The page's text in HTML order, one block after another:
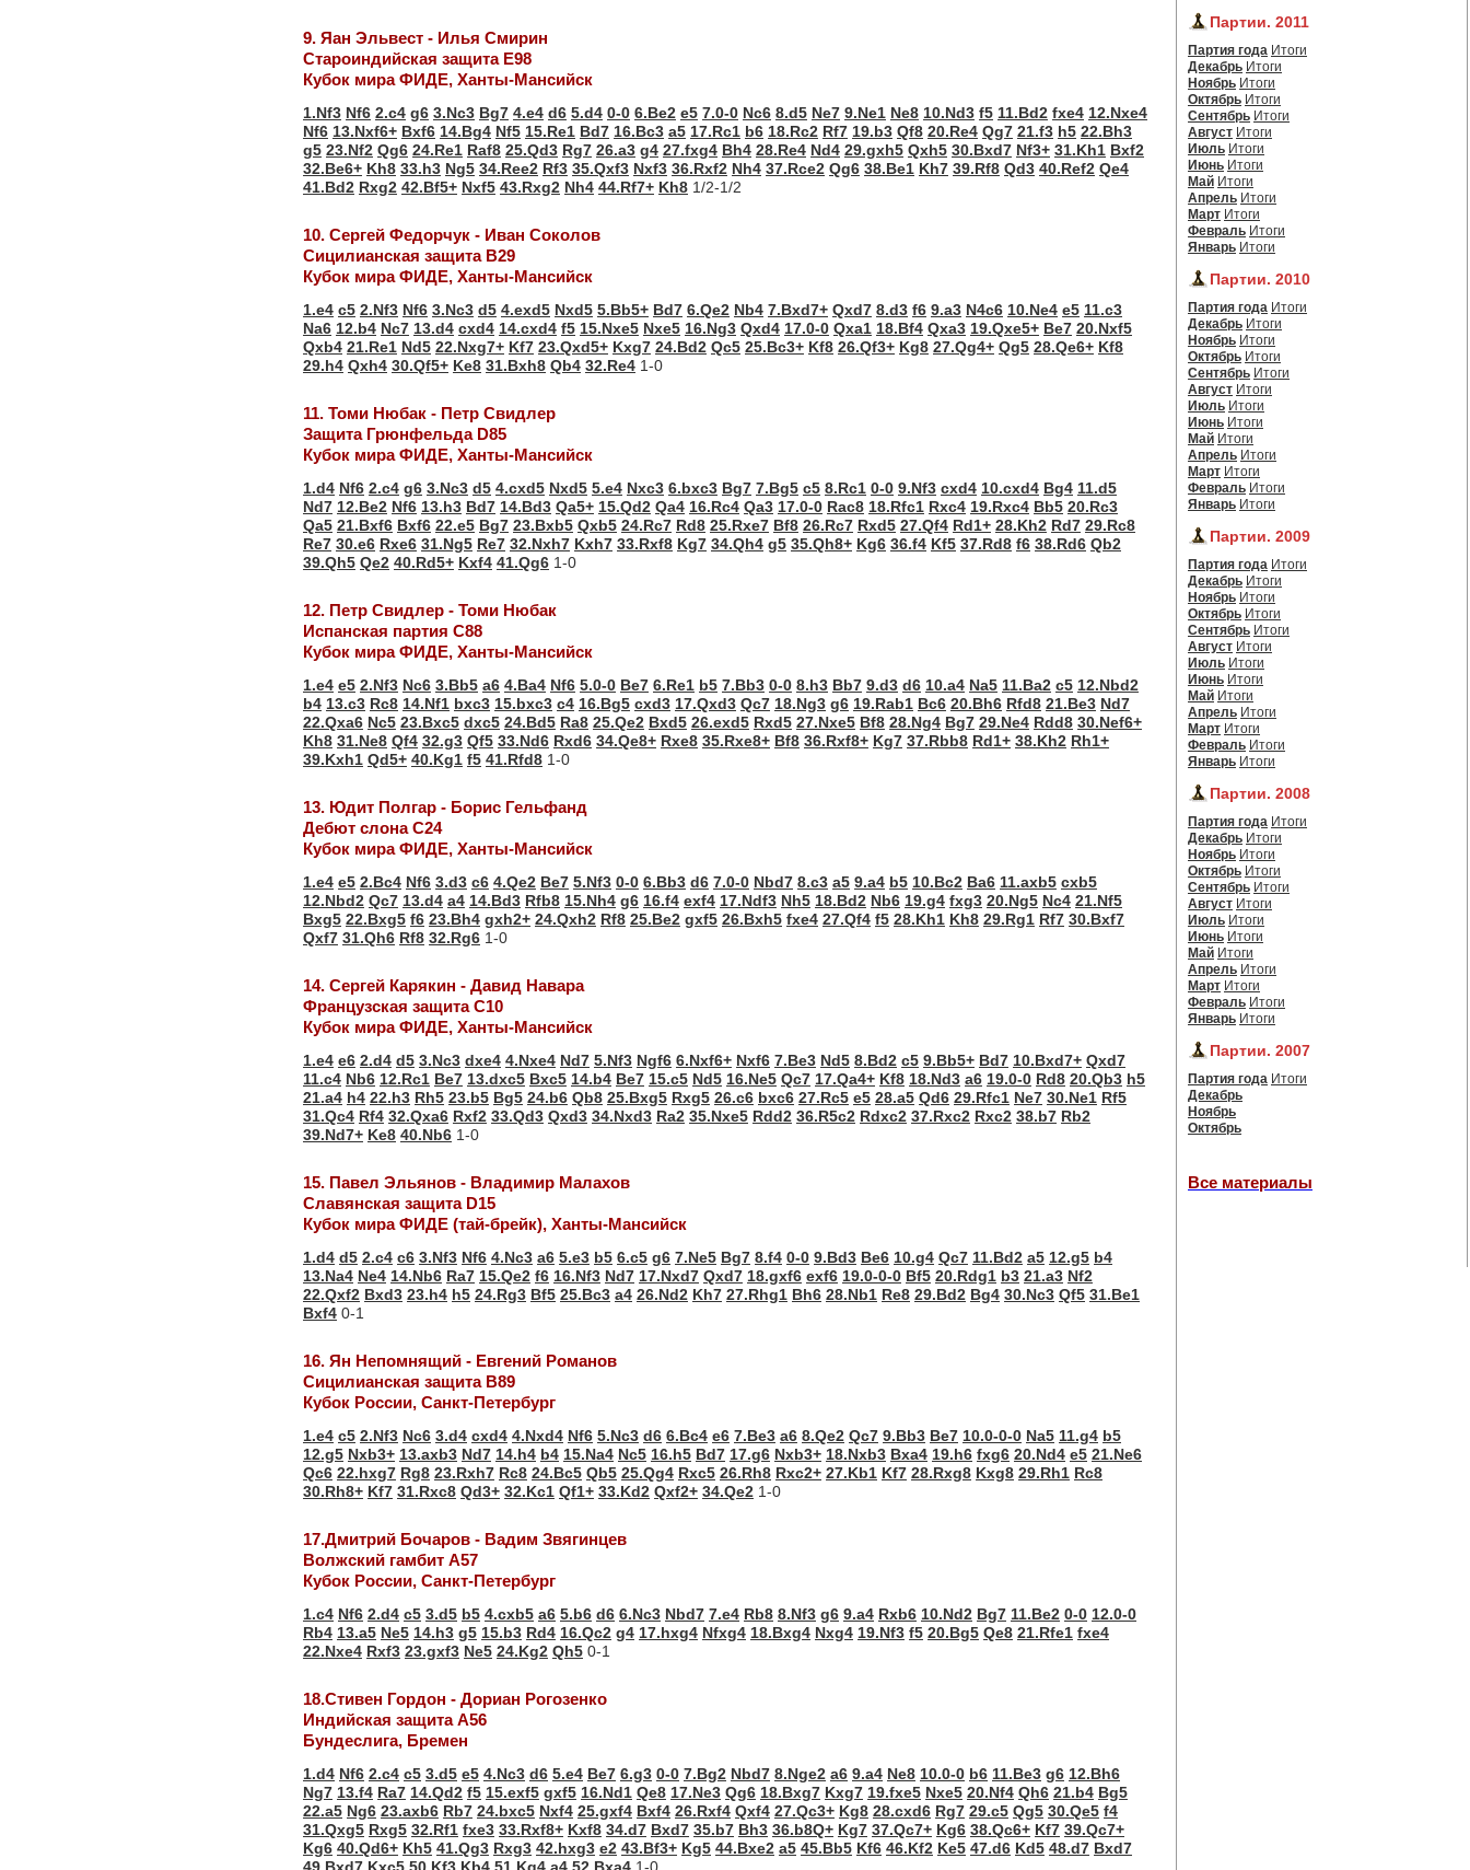
9. Яан Эльвест - Илья Смирин
Староиндийская защита Е98
Кубок мира ФИДЕ, Ханты-Мансийск
1.Nf3 Nf6 2.c4 g6 3.Nc3 Bg7 4.e4 d6 5.d4 0-0 6.Be2 e5 7.0-0 Nc6 8.d5 Ne7 9.Ne1 Ne8 10.Nd3 f5 11.Bd2 fxe4 12.Nxe4
Nf6 13.Nxf6+ Bxf6 14.Bg4 Nf5 15.Re1 Bd7 16.Bc3 a5 17.Rc1 b6 18.Rc2 Rf7 19.b3 Qf8 20.Re4 Qg7 21.f3 h5 22.Bh3
g5 23.Nf2 Qg6 24.Re1 Raf8 25.Qd3 Rg7 26.a3 g4 27.fxg4 Bh4 28.Re4 Nd4 29.gxh5 Qxh5 30.Bxd7 Nf3+ 31.Kh1 Bxf2
32.Be6+ Kh8 33.h3 Ng5 34.Ree2 Rf3 35.Qxf3 Nxf3 36.Rxf2 Nh4 37.Rce2 Qg6 38.Be1 Kh7 39.Rf8 Qd3 40.Ref2 Qe4
41.Bd2 Rxg2 42.Bf5+ Nxf5 43.Rxg2 Nh4 44.Rf7+ Kh8 1/2-1/2
10. Сергей Федорчук - Иван Соколов
Сицилианская защита В29
Кубок мира ФИДЕ, Ханты-Мансийск
1.e4 c5 2.Nf3 Nf6 3.Nc3 d5 4.exd5 Nxd5 5.Bb5+ Bd7 6.Qe2 Nb4 7.Bxd7+ Qxd7 8.d3 f6 9.a3 N4c6 10.Ne4 e5 11.c3
Na6 12.b4 Nc7 13.d4 cxd4 14.cxd4 f5 15.Nxe5 Nxe5 16.Ng3 Qxd4 17.0-0 Qxa1 18.Bf4 Qxa3 19.Qxe5+ Be7 20.Nxf5
Qxb4 21.Re1 Nd5 22.Nxg7+ Kf7 23.Qxd5+ Kxg7 24.Bd2 Qc5 25.Bc3+ Kf8 26.Qf3+ Kg8 27.Qg4+ Qg5 28.Qe6+ Kf8
29.h4 Qxh4 30.Qf5+ Ke8 31.Bxh8 Qb4 32.Re4 1-0
11. Томи Нюбак - Петр Свидлер
Защита Грюнфельда D85
Кубок мира ФИДЕ, Ханты-Мансийск
1.d4 Nf6 2.c4 g6 3.Nc3 d5 4.cxd5 Nxd5 5.e4 Nxc3 6.bxc3 Bg7 7.Bg5 c5 8.Rc1 0-0 9.Nf3 cxd4 10.cxd4 Bg4 11.d5
Nd7 12.Be2 Nf6 13.h3 Bd7 14.Bd3 Qa5+ 15.Qd2 Qa4 16.Rc4 Qa3 17.0-0 Rac8 18.Rfc1 Rxc4 19.Rxc4 Bb5 20.Rc3
Qa5 21.Bxf6 Bxf6 22.e5 Bg7 23.Bxb5 Qxb5 24.Rc7 Rd8 25.Rxe7 Bf8 26.Rc7 Rxd5 27.Qf4 Rd1+ 28.Kh2 Rd7 29.Rc8
Re7 30.e6 Rxe6 31.Ng5 Re7 32.Nxh7 Kxh7 33.Rxf8 Kg7 34.Qh4 g5 35.Qh8+ Kg6 36.f4 Kf5 37.Rd8 f6 38.Rd6 Qb2
39.Qh5 Qe2 40.Rd5+ Kxf4 41.Qg6 1-0
12. Петр Свидлер - Томи Нюбак
Испанская партия С88
Кубок мира ФИДЕ, Ханты-Мансийск
1.e4 e5 2.Nf3 Nc6 3.Bb5 a6 4.Ba4 Nf6 5.0-0 Be7 6.Re1 b5 7.Bb3 0-0 8.h3 Bb7 9.d3 d6 10.a4 Na5 11.Ba2 c5 12.Nbd2
b4 13.c3 Rc8 14.Nf1 bxc3 15.bxc3 c4 16.Bg5 cxd3 17.Qxd3 Qc7 18.Ng3 g6 19.Rab1 Bc6 20.Bh6 Rfd8 21.Be3 Nd7
22.Qxa6 Nc5 23.Bxc5 dxc5 24.Bd5 Ra8 25.Qe2 Bxd5 26.exd5 Rxd5 27.Nxe5 Bf8 28.Ng4 Bg7 29.Ne4 Rdd8 30.Nef6+
Kh8 31.Ne8 Qf4 32.g3 Qf5 33.Nd6 Rxd6 34.Qe8+ Rxe8 35.Rxe8+ Bf8 36.Rxf8+ Kg7 37.Rbb8 Rd1+ 38.Kh2 Rh1+
39.Kxh1 Qd5+ 40.Kg1 f5 41.Rfd8 1-0
13. Юдит Полгар - Борис Гельфанд
Дебют слона С24
Кубок мира ФИДЕ, Ханты-Мансийск
1.e4 e5 2.Bc4 Nf6 3.d3 c6 4.Qe2 Be7 5.Nf3 0-0 6.Bb3 d6 7.0-0 Nbd7 8.c3 a5 9.a4 b5 10.Bc2 Ba6 11.axb5 cxb5
12.Nbd2 Qc7 13.d4 a4 14.Bd3 Rfb8 15.Nh4 g6 16.f4 exf4 17.Ndf3 Nh5 18.Bd2 Nb6 19.g4 fxg3 20.Ng5 Nc4 21.Nf5
Bxg5 22.Bxg5 f6 23.Bh4 gxh2+ 24.Qxh2 Rf8 25.Be2 gxf5 26.Bxh5 fxe4 27.Qf4 f5 28.Kh1 Kh8 29.Rg1 Rf7 30.Bxf7
Qxf7 31.Qh6 Rf8 32.Rg6 1-0
14. Сергей Карякин - Давид Навара
Французская защита С10
Кубок мира ФИДЕ, Ханты-Мансийск
1.e4 e6 2.d4 d5 3.Nc3 dxe4 4.Nxe4 Nd7 5.Nf3 Ngf6 6.Nxf6+ Nxf6 7.Be3 Nd5 8.Bd2 c5 9.Bb5+ Bd7 10.Bxd7+ Qxd7
11.c4 Nb6 12.Rc1 Be7 13.dxc5 Bxc5 14.b4 Be7 15.c5 Nd5 16.Ne5 Qc7 17.Qa4+ Kf8 18.Nd3 a6 19.0-0 Rd8 20.Qb3 h5
21.a4 h4 22.h3 Rh5 23.b5 Bg5 24.b6 Qb8 25.Bxg5 Rxg5 26.c6 bxc6 27.Rc5 e5 28.a5 Qd6 29.Rfc1 Ne7 30.Ne1 Rf5
31.Qc4 Rf4 32.Qxa6 Rxf2 33.Qd3 Qxd3 34.Nxd3 Ra2 35.Nxe5 Rdd2 36.R5c2 Rdxc2 37.Rxc2 Rxc2 38.b7 Rb2
39.Nd7+ Ke8 40.Nb6 1-0
15. Павел Эльянов - Владимир Малахов
Славянская защита D15
Кубок мира ФИДЕ (тай-брейк), Ханты-Мансийск
1.d4 d5 2.c4 c6 3.Nf3 Nf6 4.Nc3 a6 5.e3 b5 6.c5 g6 7.Ne5 Bg7 8.f4 0-0 9.Bd3 Be6 10.g4 Qc7 11.Bd2 a5 12.g5 b4
13.Na4 Ne4 14.Nb6 Ra7 15.Qe2 f6 16.Nf3 Nd7 17.Nxd7 Qxd7 18.gxf6 exf6 19.0-0-0 Bf5 20.Rdg1 b3 21.a3 Nf2
22.Qxf2 Bxd3 23.h4 h5 24.Rg3 Bf5 25.Bc3 a4 26.Nd2 Kh7 27.Rhg1 Bh6 28.Nb1 Re8 29.Bd2 Bg4 30.Nc3 Qf5 31.Be1
Bxf4 0-1
16. Ян Непомнящий - Евгений Романов
Сицилианская защита В89
Кубок России, Санкт-Петербург
1.e4 c5 2.Nf3 Nc6 3.d4 cxd4 4.Nxd4 Nf6 5.Nc3 d6 6.Bc4 e6 7.Be3 a6 8.Qe2 Qc7 9.Bb3 Be7 10.0-0-0 Na5 11.g4 b5
12.g5 Nxb3+ 13.axb3 Nd7 14.h4 b4 15.Na4 Nc5 16.h5 Bd7 17.g6 Nxb3+ 18.Nxb3 Bxa4 19.h6 fxg6 20.Nd4 e5 21.Ne6
Qc6 22.hxg7 Rg8 23.Rxh7 Rc8 24.Bc5 Qb5 25.Qg4 Rxc5 26.Rh8 Rxc2+ 27.Kb1 Kf7 28.Rxg8 Kxg8 29.Rh1 Rc8
30.Rh8+ Kf7 31.Rxc8 Qd3+ 32.Kc1 Qf1+ 33.Kd2 Qxf2+ 34.Qe2 1-0
17.Дмитрий Бочаров - Вадим Звягинцев
Волжский гамбит А57
Кубок России, Санкт-Петербург
1.c4 Nf6 2.d4 c5 3.d5 b5 4.cxb5 a6 5.b6 d6 6.Nc3 Nbd7 7.e4 Rb8 8.Nf3 g6 9.a4 Rxb6 10.Nd2 Bg7 11.Be2 0-0 12.0-0
Rb4 13.a5 Ne5 14.h3 g5 15.b3 Rd4 16.Qc2 g4 17.hxg4 Nfxg4 18.Bxg4 Nxg4 19.Nf3 f5 20.Bg5 Qe8 21.Rfe1 fxe4
22.Nxe4 Rxf3 23.gxf3 Ne5 24.Kg2 Qh5 0-1
18.Стивен Гордон - Дориан Рогозенко
Индийская защита А56
Бундеслига, Бремен
1.d4 Nf6 2.c4 c5 3.d5 e5 4.Nc3 d6 5.e4 Be7 6.g3 0-0 7.Bg2 Nbd7 8.Nge2 a6 9.a4 Ne8 10.0-0 b6 11.Be3 g6 12.Bh6
Ng7 13.f4 Ra7 14.Qd2 f5 15.exf5 gxf5 16.Nd1 Qe8 17.Ne3 Qg6 18.Bxg7 Kxg7 19.fxe5 Nxe5 20.Nf4 Qh6 21.b4 Bg5
22.a5 Ng6 23.axb6 Rb7 24.bxc5 Nxf4 25.gxf4 Bxf4 26.Rxf4 Qxf4 27.Qc3+ Kg8 28.cxd6 Rg7 29.c5 Qg5 30.Qe5 f4
31.Qxg5 Rxg5 32.Rf1 fxe3 33.Rxf8+ Kxf8 34.d7 Bxd7 35.b7 Bh3 36.b8Q+ Kg7 37.Qc7+ Kg6 38.Qc6+ Kf7 39.Qc7+
Kg6 40.Qd6+ Kh5 41.Qg3 Rxg3 42.hxg3 e2 43.Bf3+ Kg5 44.Bxe2 a5 45.Bb5 Kf6 46.Kf2 Ke5 47.d6 Kd5 48.d7 Bxd7
Партии. 2011
Партия года Итоги
Декабрь Итоги
Ноябрь Итоги
Октябрь Итоги
Сентябрь Итоги
Август Итоги
Июль Итоги
Июнь Итоги
Май Итоги
Апрель Итоги
Март Итоги
Февраль Итоги
Январь Итоги
Партии. 2010
Партия года Итоги
Декабрь Итоги
Ноябрь Итоги
Октябрь Итоги
Сентябрь Итоги
Август Итоги
Июль Итоги
Июнь Итоги
Май Итоги
Апрель Итоги
Март Итоги
Февраль Итоги
Январь Итоги
Партии. 2009
Партия года Итоги
Декабрь Итоги
Ноябрь Итоги
Октябрь Итоги
Сентябрь Итоги
Август Итоги
Июль Итоги
Июнь Итоги
Май Итоги
Апрель Итоги
Март Итоги
Февраль Итоги
Январь Итоги
Партии. 2008
Партия года Итоги
Декабрь Итоги
Ноябрь Итоги
Октябрь Итоги
Сентябрь Итоги
Август Итоги
Июль Итоги
Июнь Итоги
Май Итоги
Апрель Итоги
Март Итоги
Февраль Итоги
Январь Итоги
Партии. 2007
Партия года Итоги
Декабрь
Ноябрь
Октябрь
Все материалы